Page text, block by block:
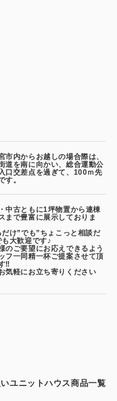
市内からお越しの場合際は、
道を南に向かい、総合運動公
口交差点を過ぎて、100ｍ先
す。
中古ともに1坪物置から連棟
まで豊富に展示しておりま
だけ”でも”ちょこっと相談だ
も大歓迎です♪
のご要望にお応えできるよう
フ一同精一杯ご提案させて頂
‼
気軽にお立ち寄りください
ユニットハウス商品一覧